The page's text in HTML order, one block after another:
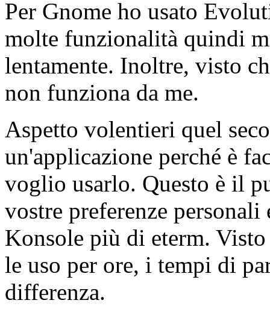
Per Gnome ho usato
molte funzionalità quindi
lentamente. Inoltre, visto
non funziona da me.
Aspetto volentieri quel
un'applicazione perché è
voglio usarlo. Questo è il
vostre preferenze
Konsole più di eterm.
le uso per ore, i tempi di
differenza.